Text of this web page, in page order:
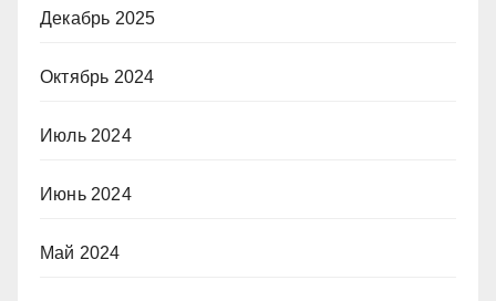
Декабрь 2025
Октябрь 2024
Июль 2024
Июнь 2024
Май 2024